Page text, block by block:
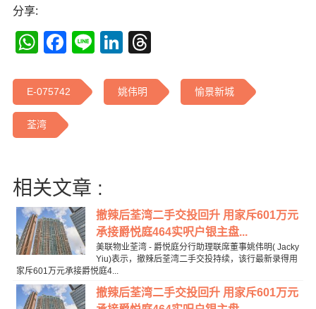
分享:
WhatsApp
Facebook
LineLinkedIn
E-075742 姚伟明 愉景新城
荃湾
相关文章 :
撤辣后荃湾二手交投回升 用家斥601万元
承接爵悦庭464实呎户银主盘...
美联物业荃湾 - 爵悦庭分行助理联席董事姚伟明( Jacky
Yiu)表示，撤辣后荃湾二手交投持续，该行最新录得用
家斥601万元承接爵悦庭4...
撤辣后荃湾二手交投回升 用家斥601万元